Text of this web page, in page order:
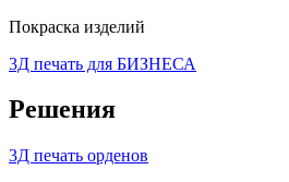
Покраска изделий
3Д печать для БИЗНЕСА
Решения
3Д печать орденов